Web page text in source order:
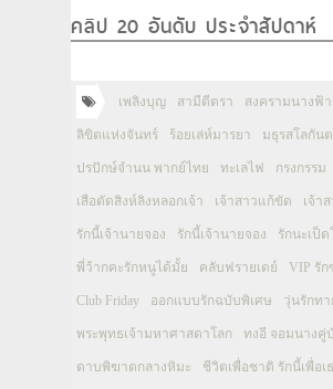
คลิป 20 อันดับ ประจำสัปดาห์
เพลิงบุญ สามีตีตรา สงครามนางฟ้า
ลิขิตแห่งจันทร์ ร้อยเล่ห์มารยา มธุรสโลกัน
ปรปักษ์จำนน พากย์ไทย ทะเลไฟ กรงกรรม
เสือตัดสิงห์ลิงหลอกเจ้า เจ้าสาวแก้ขัด เจ้า
รักนี้เจ้านายจอง รักนี้เจ้านายจอง รักนะเป็ด
พี่ว้ากคะรักหนูได้มั้ย คลับฟรายเดย์ VIP รั
Club Friday ออกแบบรักฉบับพิเศษ วุ่นรักท
พระพุทธเจ้ามหาศาสดาโลก ทงอี จอมนางคู่
ดาบพิฆาตกลางหิมะ ชีวิตเพื่อชาติ รักนี้เพื่อเ